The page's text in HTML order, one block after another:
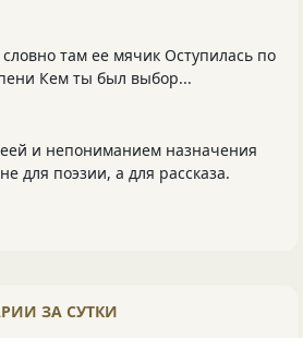
там ее мячик Оступилась по
Кем ты был выбор...
и непониманием назначения
для поэзии, а для рассказа.
ЗА СУТКИ